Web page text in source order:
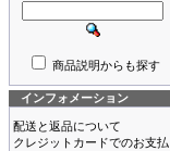
商品説明からも探す
インフォメーション
配送と返品について
クレジットカードでのお支払